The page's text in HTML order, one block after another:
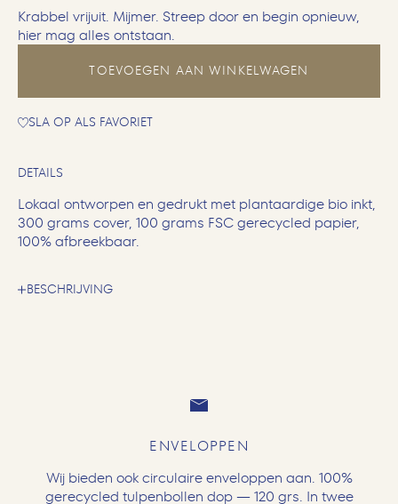
Krabbel vrijuit. Mijmer. Streep door en begin opnieuw,
hier mag alles ontstaan.
TOEVOEGEN AAN WINKELWAGEN
SLA OP ALS FAVORIET
DETAILS
Lokaal ontworpen en gedrukt met plantaardige bio inkt,
300 grams cover, 100 grams FSC gerecycled papier,
100% afbreekbaar.
BESCHRIJVING
ENVELOPPEN
Wij bieden ook circulaire enveloppen aan. 100%
gerecycled tulpenbollen dop — 120 grs. In twee